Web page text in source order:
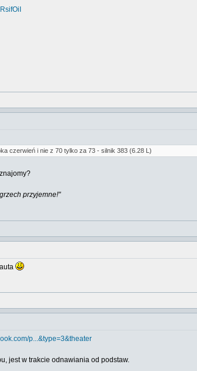
czerwień i nie z 70 tylko za 73 - silnik 383 (6.28 L)
przyjemne!"
p...&type=3&theater
jest w trakcie odnawiania od podstaw.